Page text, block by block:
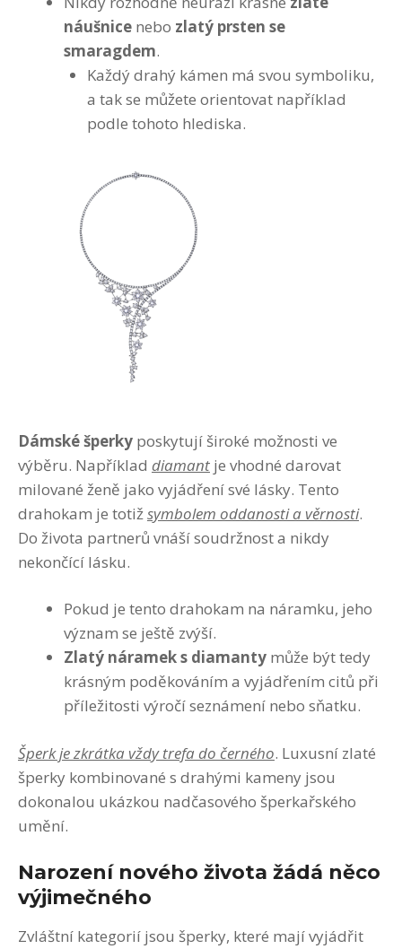
náušnice nebo zlatý prsten se
smaragdem.
Každý drahý kámen má svou symboliku,
a tak se můžete orientovat například
podle tohoto hlediska.
Dámské šperky poskytují široké možnosti ve
výběru. Například diamant je vhodné darovat
milované ženě jako vyjádření své lásky. Tento
drahokam je totižsymbolem oddanosti a věrnosti.
Do života partnerů vnáší soudržnost a nikdy
nekončící lásku.
Pokud je tento drahokam na náramku, jeho
význam se ještě zvýší.
Zlatý náramek s diamanty může být tedy
krásným poděkováním a vyjádřením citů při
příležitosti výročí seznámení nebo sňatku.
Šperk je zkrátka vždy trefa do černého. Luxusní zlaté
šperky kombinované s drahými kameny jsou
dokonalou ukázkou nadčasového šperkařského
umění.
Narození nového života žádá něco
výjimečného
Zvláštní kategorií jsou šperky, které mají vyjádřit